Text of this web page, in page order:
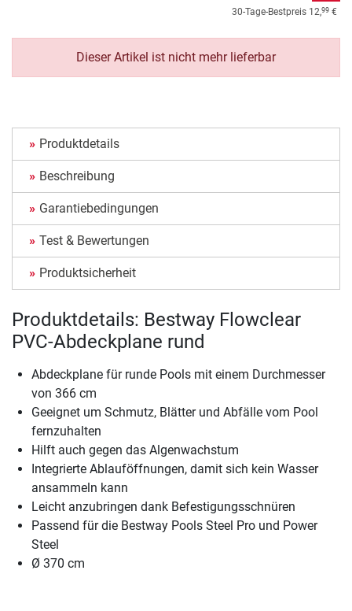
30-Tage-Bestpreis 12,99 €
Dieser Artikel ist nicht mehr lieferbar
Produktdetails
Beschreibung
Garantiebedingungen
Test & Bewertungen
Produktsicherheit
Produktdetails: Bestway Flowclear
PVC-Abdeckplane rund
Abdeckplane für runde Pools mit einem Durchmesser
von 366 cm
Geeignet um Schmutz, Blätter und Abfälle vom Pool
fernzuhalten
Hilft auch gegen das Algenwachstum
Integrierte Ablauföffnungen, damit sich kein Wasser
ansammeln kann
Leicht anzubringen dank Befestigungsschnüren
Passend für die Bestway Pools Steel Pro und Power
Steel
Ø 370 cm